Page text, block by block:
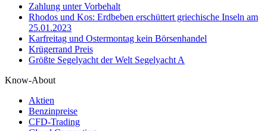
Zahlung unter Vorbehalt
Rhodos und Kos: Erdbeben erschüttert griechische Inseln am
25.01.2023
Karfreitag und Ostermontag kein Börsenhandel
Krügerrand Preis
Größte Segelyacht der Welt Segelyacht A
Know-About
Aktien
Benzinpreise
CFD-Trading